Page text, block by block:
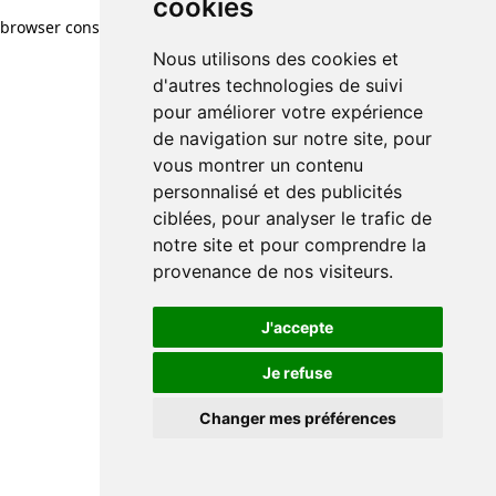
cookies
Nous utilisons des cookies et
d'autres technologies de suivi
pour améliorer votre expérience
de navigation sur notre site, pour
vous montrer un contenu
personnalisé et des publicités
ciblées, pour analyser le trafic de
notre site et pour comprendre la
provenance de nos visiteurs.
J'accepte
Je refuse
Changer mes préférences
browser console for more information)